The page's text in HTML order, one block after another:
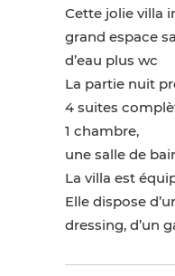
Cette jolie villa
grand espace
d’eau plus wc
La partie nuit
4 suites
1 chambre,
une salle de
La villa est
Elle dispose
dressing, d’un